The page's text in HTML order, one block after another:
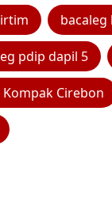
bacaleg
pdip dapil 5
Kompak Cirebon